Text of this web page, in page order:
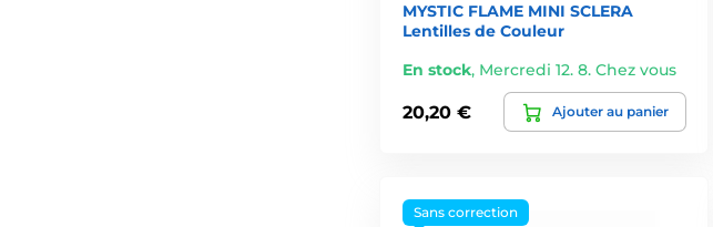
MYSTIC FLAME MINI SCLERA
Lentilles de Couleur
En stock, Mercredi 12. 8. Chez vous
20,20 € Ajouter au panier
Sans correction